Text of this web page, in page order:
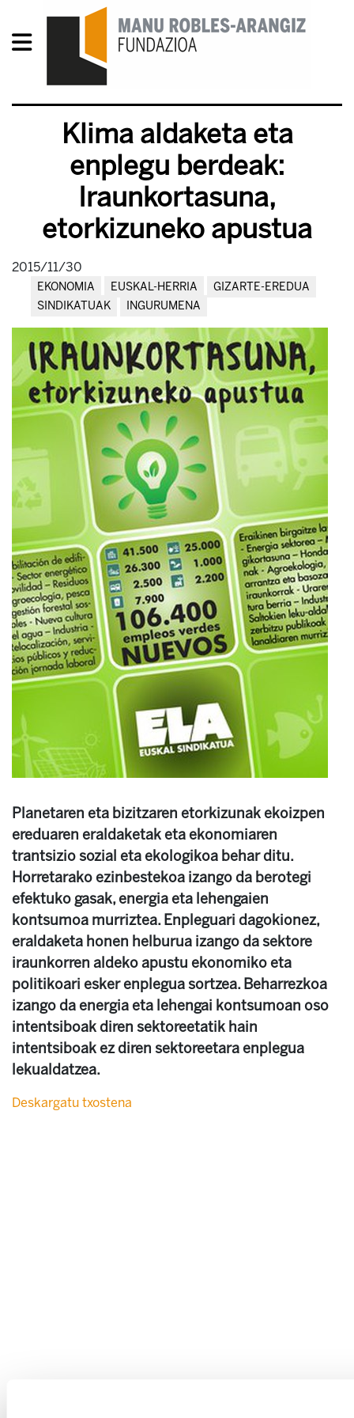
Klima aldaketa eta
enplegu berdeak:
Iraunkortasuna,
etorkizuneko apustua
2015/11/30
EKONOMIA EUSKAL-HERRIA
GIZARTE-EREDUA
SINDIKATUAK
INGURUMENA
Planetaren eta bizitzaren etorkizunak ekoizpen
ereduaren eraldaketak eta ekonomiaren
trantsizio sozial eta ekologikoa behar ditu.
Horretarako ezinbestekoa izango da berotegi
efektuko gasak, energia eta lehengaien
kontsumoa murriztea. Enpleguari dagokionez,
eraldaketa honen helburua izango da sektore
iraunkorren aldeko apustu ekonomiko eta
politikoari esker enplegua sortzea. Beharrezkoa
izango da energia eta lehengai kontsumoan oso
intentsiboak diren sektoreetatik hain
intentsiboak ez diren sektoreetara enplegua
lekualdatzea.
Deskargatu txostena